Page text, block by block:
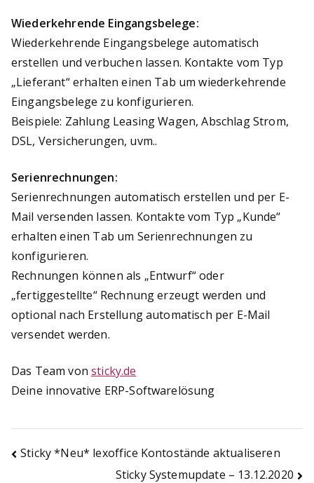
Wiederkehrende Eingangsbelege:
Wiederkehrende Eingangsbelege automatisch
erstellen und verbuchen lassen. Kontakte vom Typ
„Lieferant“ erhalten einen Tab um wiederkehrende
Eingangsbelege zu konfigurieren.
Beispiele: Zahlung Leasing Wagen, Abschlag Strom,
DSL, Versicherungen, uvm..
Serienrechnungen:
Serienrechnungen automatisch erstellen und per E-
Mail versenden lassen. Kontakte vom Typ „Kunde“
erhalten einen Tab um Serienrechnungen zu
konfigurieren.
Rechnungen können als „Entwurf“ oder
„fertiggestellte“ Rechnung erzeugt werden und
optional nach Erstellung automatisch per E-Mail
versendet werden.
Das Team vonsticky.de
Deine innovative ERP-Softwarelösung
Beitragsnavigation
Sticky *Neu* lexoffice Kontostände aktualiseren
Sticky Systemupdate – 13.12.2020